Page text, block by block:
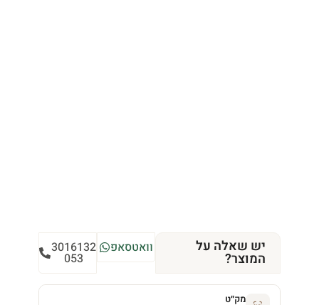
יש שאלה על
המוצר?
וואטסאפ 3016132
053
מק״ט